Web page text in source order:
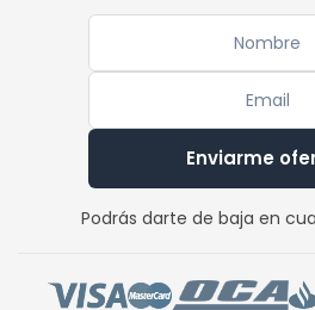
Enviarme
Podrás darte de baja en